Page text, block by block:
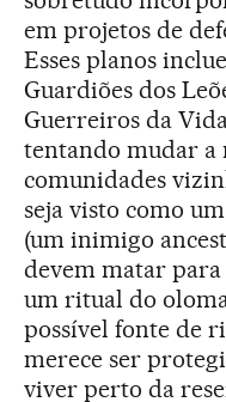
em projetos de
Esses planos
Guardiões dos
Guerreiros da
tentando mudar a
comunidades
seja visto como
(um inimigo
devem matar
um ritual do
possível fonte de
merece ser
viver perto da